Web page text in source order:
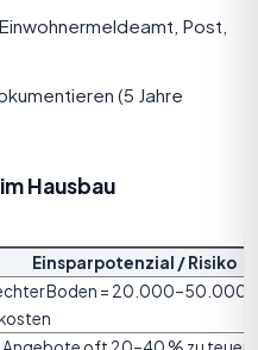
Post,
(5 Jahre
Hausbau
Einsparpotenzial / Risiko
Boden = 20.000–50.000